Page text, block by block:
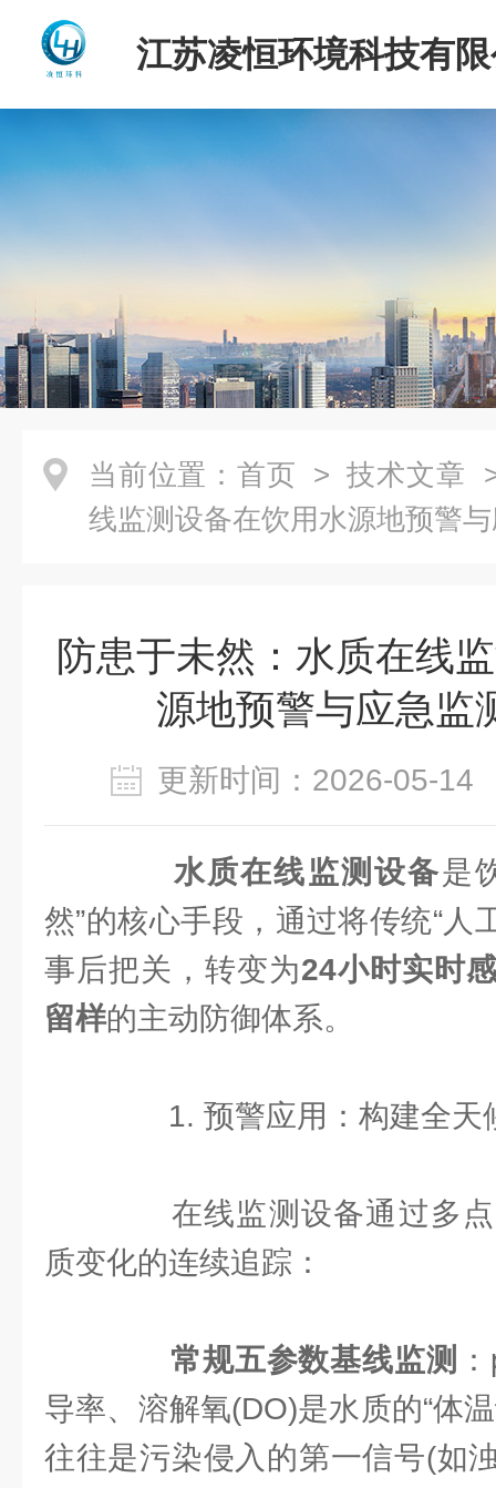
江苏凌恒环境科技有
当前位置： 首页 > 技术文章
线监测设备在饮用水源地预警
防患于未然：水质在线
源地预警与应急监
更新时间：2026-05-
水质在线监测设备是
然”的核心手段，通过将传统“人
事后把关，转变为24小时实时
留样的主动防御体系。
1. 预警应用：构建全天
在线监测设备通过多点
质变化的连续追踪：
常规五参数基线监测
导率、溶解氧(DO)是水质的“体
往往是污染侵入的第一信号(如